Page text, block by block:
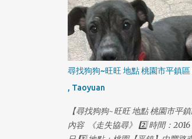
尋找狗狗~旺旺 地點 桃園市平鎮
, Taoyuan
【尋找狗狗~旺旺 地點 桃園市平
內容 《走失協尋》 2️⃣ 時間：2016